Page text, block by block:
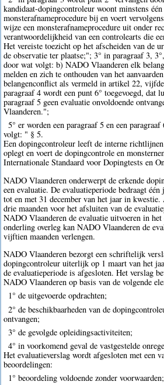
kandidaat-dopingcontroleur woont minstens
monsterafnameprocedure bij en voert
wijze een monsterafnameprocedure uit onder
verantwoordelijkheid van een controlearts die
Het vereiste toezicht op het afscheiden van de
de observatie ter plaatse;"; 3° in paragraaf 3,
door wat volgt: b) NADO Vlaanderen elk
melden en zich te onthouden van het
belangenconflict als vermeld in artikel 22,
paragraaf 4 wordt een punt 6° toegevoegd, dat
paragraaf 5 geen evaluatie onvoldoende
Vlaanderen.";
5° er worden een paragraaf 5 en een
volgt: " § 5.
Een dopingcontroleur leeft de interne
oplegt en voert de dopingcontrole en
Internationale Standaard voor Dopingtests en
NADO Vlaanderen onderwerpt de erkende
een evaluatie. De evaluatieperiode bedraagt
tot en met 31 december van het jaar in
drie maanden voor het afsluiten van de
NADO Vlaanderen de evaluatie uitvoeren in
onderling overleg kan NADO Vlaanderen de
vijftien maanden verlengen.
NADO Vlaanderen bezorgt een schriftelijk
dopingcontroleur uiterlijk op 1 maart van het
de evaluatieperiode is afgesloten. Het verslag
NADO Vlaanderen op basis van de volgende
1° de uitgevoerde opdrachten;
2° de beschikbaarheden van de
ontvangen;
3° de gevolgde opleidingsactiviteiten;
4° in voorkomend geval de vastgestelde
Het evaluatieverslag wordt afgesloten met een
beoordelingen:
1° beoordeling voldoende zonder voorwaarden;